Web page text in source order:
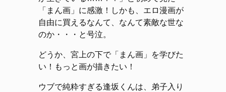
「まん画」に感激！しかも、エロ漫画が
自由に買えるなんて、なんて素敵な世な
のか・・・と号泣。
どうか、宮上の下で「まん画」を学びた
い！もっと画が描きたい！
ウブで純粋すぎる逢坂くんは、弟子入り